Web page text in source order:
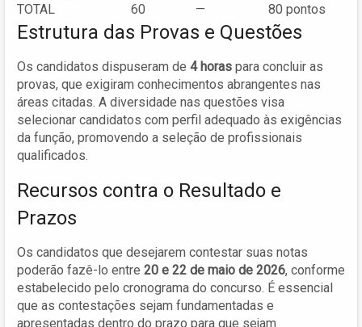
TOTAL
60 — 80 pontos
Estrutura das Provas e Questões
Os candidatos dispuseram de 4 horas para concluir as
provas, que exigiram conhecimentos abrangentes nas
áreas citadas. A diversidade nas questões visa
selecionar candidatos com perfil adequado às exigências
da função, promovendo a seleção de profissionais
qualificados.
Recursos contra o Resultado e
Prazos
Os candidatos que desejarem contestar suas notas
poderão fazê-lo entre 20 e 22 de maio de 2026, conforme
estabelecido pelo cronograma do concurso. É essencial
que as contestações sejam fundamentadas e
apresentadas dentro do prazo para que sejam